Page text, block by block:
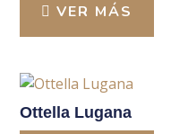
VER MÁS
Ottella Lugana